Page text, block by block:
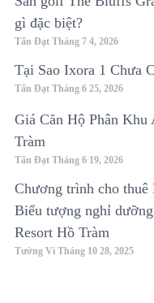
gì đặc biệt?
Tấn Đạt Tháng 7 4, 2026
Tại Sao Ixora 1 Chưa
Tấn Đạt Tháng 6 25, 2026
Giá Căn Hộ Phân Khu
Tràm
Tấn Đạt Tháng 6 19, 2026
Chương trình cho thuê
Biểu tượng nghỉ
Resort Hồ Tràm
Tường Vi Tháng 10 28, 2025